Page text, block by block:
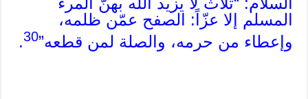
المسلم إلا عزّاً: الصفح عمّن ظلمه،
وإعطاء من حرمه، والصلة لمن قطعه”30
.